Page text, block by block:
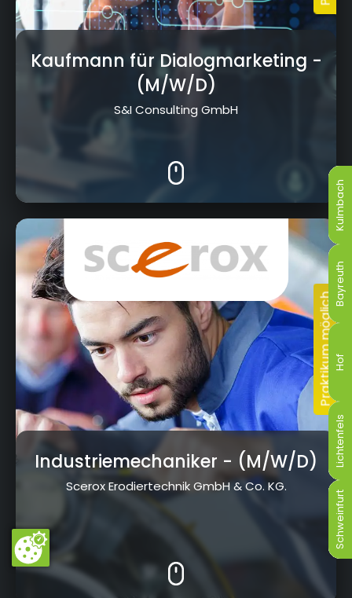
Kulmbach
Bayreuth
Hof
Lichtenfels
Schweinfurt
Kulmbach
Bayreuth
Hof
Lichtenfels
Schweinfurt
Kulmbach
Bayreuth
Hof
Lichtenfels
Schweinfurt
Kulmbach
Bayreuth
Hof
Lichtenfels
Schweinfurt
Kulmbach
Bayreuth
Hof
Lichtenfels
Schweinfurt
Kulmbach
Bayreuth
Hof
Lichtenfels
Schweinfurt
Kaufmann für Dialogmarketing -
(M/W/D)
S&I Consulting GmbH
Dr.-Ludwig-Vierling-Str. 12, 96257 Redwitz
a.d.Rodach
Industriemechaniker - (M/W/D)
Scerox Erodiertechnik GmbH & Co. KG.